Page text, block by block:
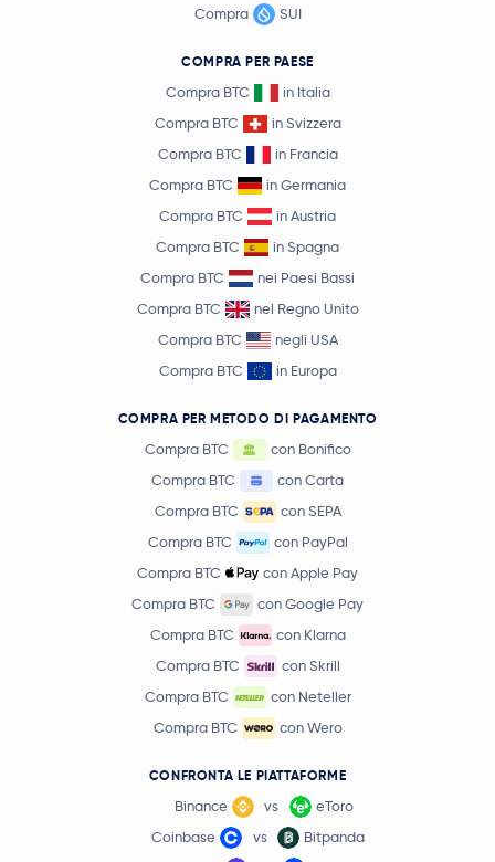
Compra
SUI
COMPRA PER PAESE
Compra BTC
in Italia
Compra BTC
in Svizzera
Compra BTC
in Francia
Compra BTC
in Germania
Compra BTC
in Austria
Compra BTC
in Spagna
Compra BTC
nei Paesi Bassi
Compra BTC
nel Regno Unito
Compra BTC
negli USA
Compra BTC
in Europa
COMPRA PER METODO DI PAGAMENTO
Compra BTC
con Bonifico
Compra BTC
con Carta
Compra BTC
con SEPA
Compra BTC
con PayPal
Compra BTC
con Apple Pay
Compra BTC
con Google Pay
Compra BTC
con Klarna
Compra BTC
con Skrill
Compra BTC
con Neteller
Compra BTC
con Wero
CONFRONTA LE PIATTAFORME
Binance vs
eToro
Coinbase
vs
Bitpanda